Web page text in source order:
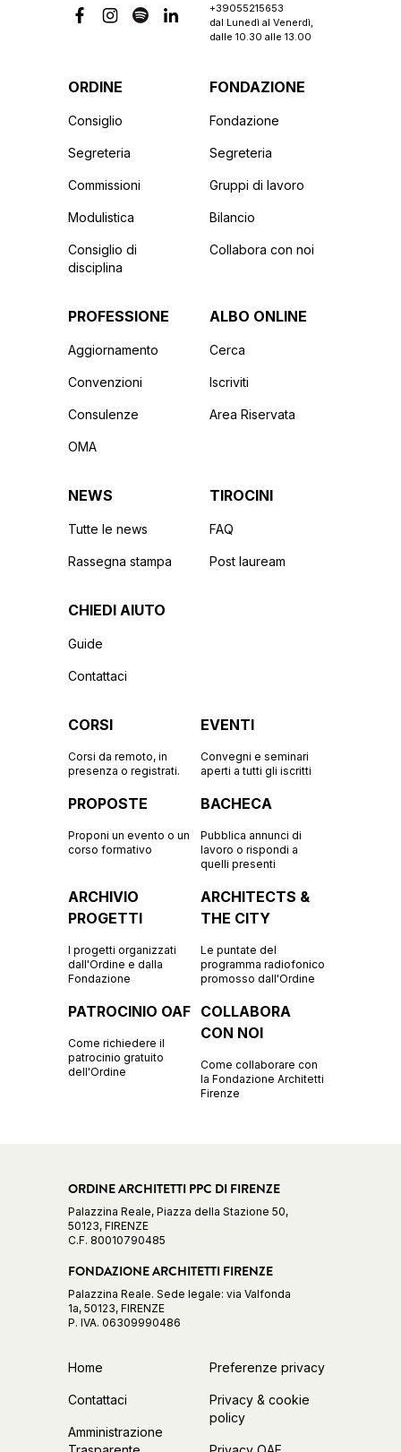
+39055215653
dal Lunedì al Venerdì,
dalle 10.30 alle 13.00
ORDINE
Consiglio
Segreteria
Commissioni
Modulistica
Consiglio di
disciplina
FONDAZIONE
Fondazione
Segreteria
Gruppi di lavoro
Bilancio
Collabora con noi
PROFESSIONE
Aggiornamento
Convenzioni
Consulenze
OMA
ALBO ONLINE
Cerca
Iscriviti
Area Riservata
NEWS
Tutte le news
Rassegna stampa
TIROCINI
FAQ
Post lauream
CHIEDI AIUTO
Guide
Contattaci
CORSI
Corsi da remoto, in
presenza o registrati.
EVENTI
Convegni e seminari
aperti a tutti gli iscritti
PROPOSTE
Proponi un evento o un
corso formativo
BACHECA
Pubblica annunci di
lavoro o rispondi a
quelli presenti
ARCHIVIO
PROGETTI
I progetti organizzati
dall'Ordine e dalla
Fondazione
ARCHITECTS &
THE CITY
Le puntate del
programma radiofonico
promosso dall'Ordine
PATROCINIO OAF
Come richiedere il
patrocinio gratuito
dell'Ordine
COLLABORA
CON NOI
Come collaborare con
la Fondazione Architetti
Firenze
ORDINE ARCHITETTI PPC DI FIRENZE
Palazzina Reale, Piazza della Stazione 50,
50123, FIRENZE
C.F. 80010790485
FONDAZIONE ARCHITETTI FIRENZE
Palazzina Reale. Sede legale: via Valfonda
1a, 50123, FIRENZE
P. IVA. 06309990486
Home
Contattaci
Amministrazione
Preferenze privacy
Privacy & cookie
policy